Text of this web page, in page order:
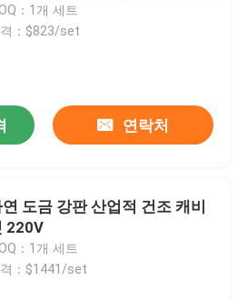
：1개 세트
：$823/set
연락처
연 도금 강판 산업적 건조 캐비
220V
：1개 세트
：$1441/set